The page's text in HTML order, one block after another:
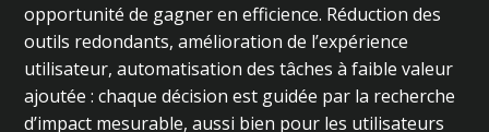
opportunité de gagner en efficience. Réduction des
outils redondants, amélioration de l’expérience
utilisateur, automatisation des tâches à faible valeur
ajoutée : chaque décision est guidée par la recherche
d’impact mesurable, aussi bien pour les utilisateurs